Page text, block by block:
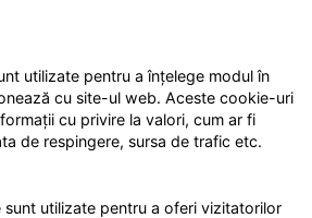
utilizate pentru a înțelege modul în
cu site-ul web. Aceste cookie-uri
cu privire la valori, cum ar fi
de respingere, sursa de trafic etc.
utilizate pentru a oferi vizitatorilor